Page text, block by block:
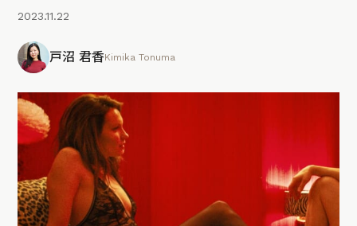
2023.11.22
戸沼 君香Kimika Tonuma